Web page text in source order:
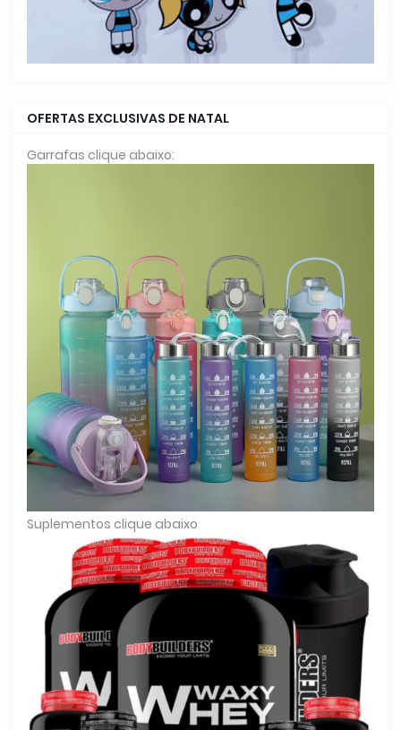
OFERTAS EXCLUSIVAS DE NATAL
Garrafas clique abaixo:
Suplementos clique abaixo